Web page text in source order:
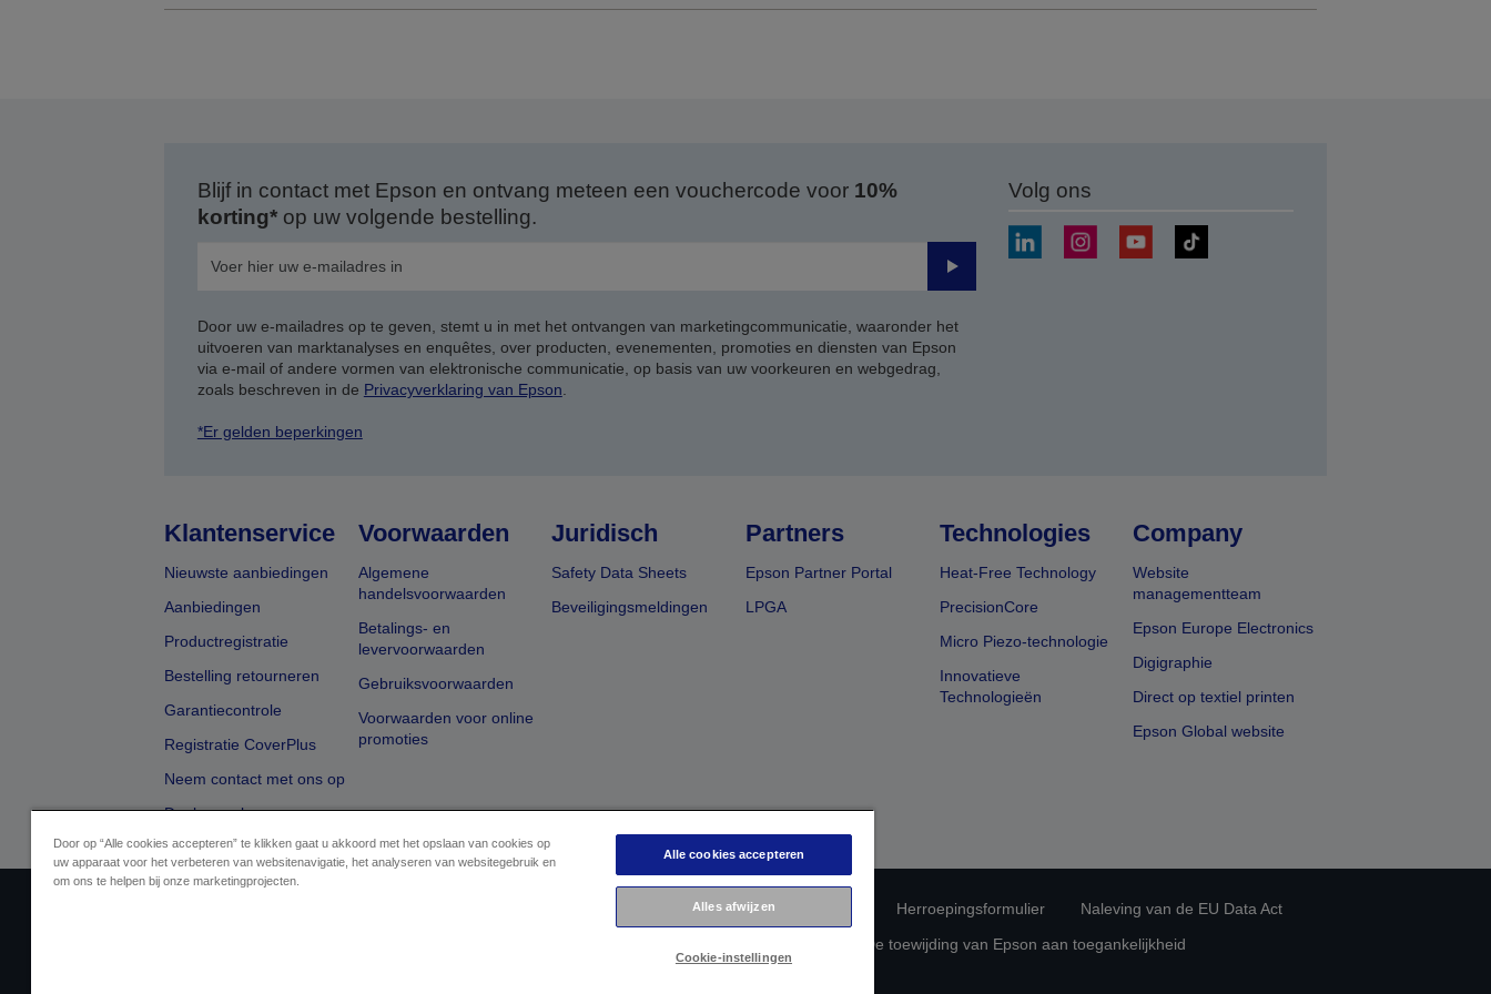
Blijf in contact met Epson en ontvang meteen een vouchercode voor 10%
korting*op uw volgende bestelling.
Verzenden
Door uw e-mailadres op te geven, stemt u in met het ontvangen van marketingcommunicatie, waaronder het
uitvoeren van marktanalyses en enquêtes, over producten, evenementen, promoties en diensten van Epson
via e-mail of andere vormen van elektronische communicatie, op basis van uw voorkeuren en webgedrag,
zoals beschreven in de Privacyverklaring van Epson.
*Er gelden beperkingen
Volg ons
Klantenservice
Nieuwste aanbiedingen
Aanbiedingen
Productregistratie
Bestelling retourneren
Garantiecontrole
Registratie CoverPlus
Neem contact met ons op
Dealer zoeken
Voorwaarden
Algemene
handelsvoorwaarden
Betalings- en
levervoorwaarden
Gebruiksvoorwaarden
Voorwaarden voor online
promoties
Juridisch
Safety Data Sheets
Beveiligingsmeldingen
Partners
Epson Partner Portal
LPGA
Technologies
Heat-Free Technology
PrecisionCore
Micro Piezo-technologie
Innovatieve
Technologieën
Company
Website
managementteam
Epson Europe Electronics
Digigraphie
Direct op textiel printen
Epson Global website
Privacyverklaring van Epson Herroepingsformulier
Naleving van de EU Data Act
De toewijding van Epson aan toegankelijkheid
Door op “Alle cookies accepteren” te klikken gaat u akkoord met het opslaan van cookies op
uw apparaat voor het verbeteren van websitenavigatie, het analyseren van websitegebruik en
om ons te helpen bij onze marketingprojecten.
Alle cookies accepteren
Alles afwijzen
Cookie-instellingen